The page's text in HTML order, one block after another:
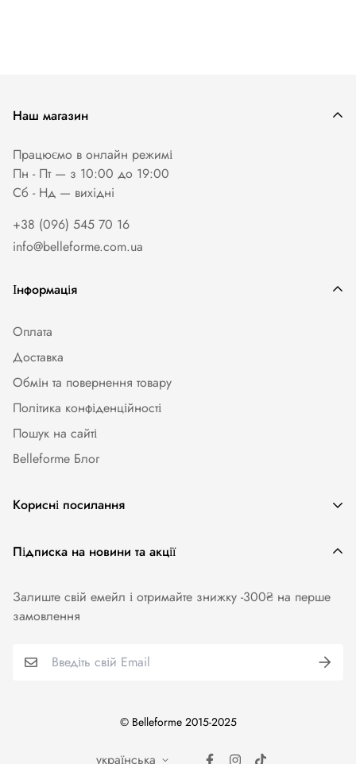
Наш магазин
Працюємо в онлайн режимі
Пн - Пт — з 10:00 до 19:00
Сб - Нд — вихiднi
+38 (096) 545 70 16
info@belleforme.com.ua
Інформація
Оплата
Доставка
Обмін та повернення товару
Політика конфіденційності
Пошук на сайті
Belleforme Блог
Корисні посилання
Жіноча білизна
Купальники
Колготи. Панчохи. Шкарпетки
Підписка на новини та акції
Залиште свій емейл і отримайте знижку -300₴ на перше
замовлення
© Belleforme 2015-2025
українська